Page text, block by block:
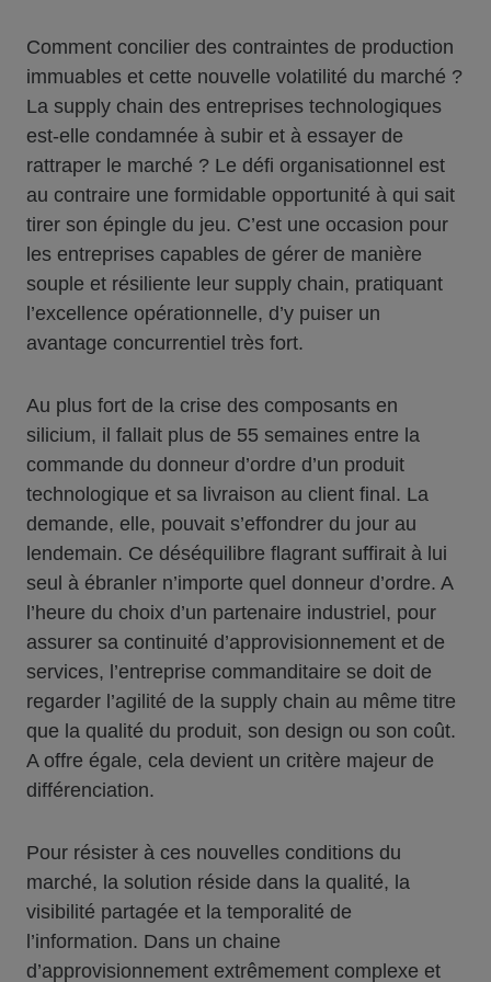
Comment concilier des contraintes de production
immuables et cette nouvelle volatilité du marché ?
La supply chain des entreprises technologiques
est-elle condamnée à subir et à essayer de
rattraper le marché ? Le défi organisationnel est
au contraire une formidable opportunité à qui sait
tirer son épingle du jeu. C’est une occasion pour
les entreprises capables de gérer de manière
souple et résiliente leur supply chain, pratiquant
l’excellence opérationnelle, d’y puiser un
avantage concurrentiel très fort.
Au plus fort de la crise des composants en
silicium, il fallait plus de 55 semaines entre la
commande du donneur d’ordre d’un produit
technologique et sa livraison au client final. La
demande, elle, pouvait s’effondrer du jour au
lendemain. Ce déséquilibre flagrant suffirait à lui
seul à ébranler n’importe quel donneur d’ordre. A
l’heure du choix d’un partenaire industriel, pour
assurer sa continuité d’approvisionnement et de
services, l’entreprise commanditaire se doit de
regarder l’agilité de la supply chain au même titre
que la qualité du produit, son design ou son coût.
A offre égale, cela devient un critère majeur de
différenciation.
Pour résister à ces nouvelles conditions du
marché, la solution réside dans la qualité, la
visibilité partagée et la temporalité de
l’information. Dans un chaine
d’approvisionnement extrêmement complexe et